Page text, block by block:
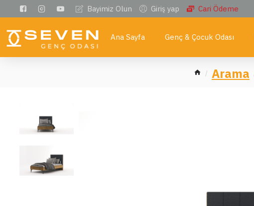
Bayimiz Olun Giriş yap Cari Ödeme
Ana Sayfa Genç & Çocuk Odası
Arama